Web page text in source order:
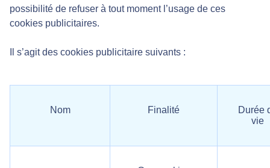
possibilité de refuser à tout moment l’usage de ces
cookies publicitaires.
Il s’agit des cookies publicitaire suivants :
Nom Finalité
Durée
vie